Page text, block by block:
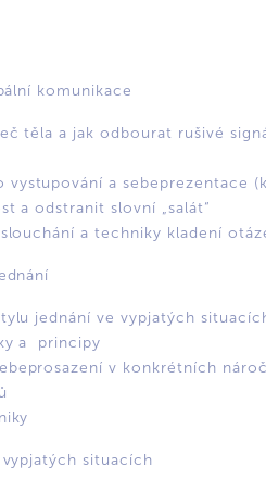
komunikace
těla a jak odbourat rušivé
vystupování a sebeprezentace
a odstranit slovní „salát“
a techniky kladení
jednání ve vypjatých
a principy
v konkrétních
situacích